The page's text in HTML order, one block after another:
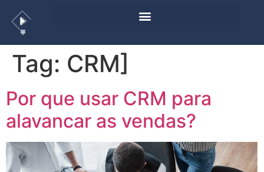
Tag: CRM]
Por que usar CRM para
alavancar as vendas?